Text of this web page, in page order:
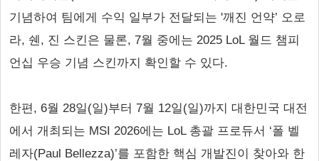
기념하여 팀에게 수익 일부가 전달되는 '깨진 언약’ 오로
라, 쉔, 진 스킨은 물론, 7월 중에는 2025 LoL 월드 챔피
언십 우승 기념 스킨까지 확인할 수 있다.
한편, 6월 28일(일)부터 7월 12일(일)까지 대한민국 대전
에서 개최되는 MSI 2026에는 LoL 총괄 프로듀서 ‘폴 벨
레자(Paul Bellezza)’를 포함한 핵심 개발진이 찾아와 한